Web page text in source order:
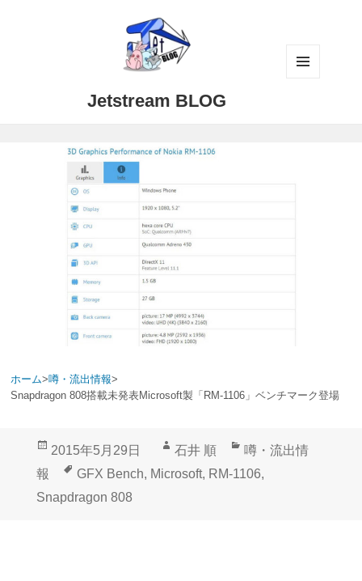
Jetstream BLOG
ホーム>噂・流出情報>
Snapdragon 808搭載未発表Microsoft製「RM-1106」ベンチマーク登場
投
日:
2015年5月29日
作
成
石井 順
カ
テ
噂・流出情
報
タ
グ
GFX Bench, Microsoft, RM-1106,
Snapdragon 808